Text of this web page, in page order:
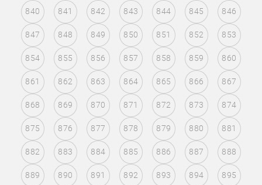
840 841 842 843 844 845 846
847 848 849 850 851 852 853
854 855 856 857 858 859 860
861 862 863 864 865 866 867
868 869 870 871 872 873 874
875 876 877 878 879 880 881
882 883 884 885 886 887 888
889 890 891 892 893 894 895